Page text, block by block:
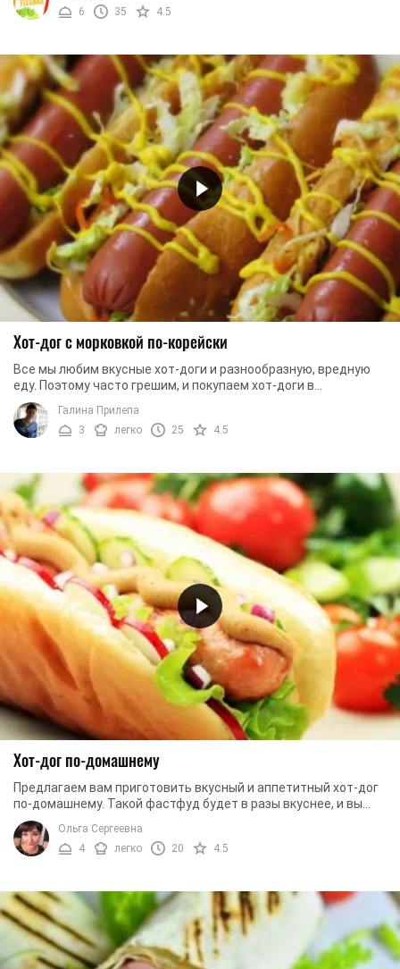
6
35 4.5
Хот-дог с морковкой по-корейски
Все мы любим вкусные хот-доги и разнообразную, вредную
еду. Поэтому часто грешим, и покупаем хот-доги в
заведениях общественного питания. Но теперь ...
Галина Прилепа
3
легко 25 4.5
Хот-дог по-домашнему
Предлагаем вам приготовить вкусный и аппетитный хот-дог
по-домашнему. Такой фастфуд будет в разы вкуснее, и вы
точно будете знать что свой хот-дог ...
Ольга Сергеевна
4
легко 20 4.5